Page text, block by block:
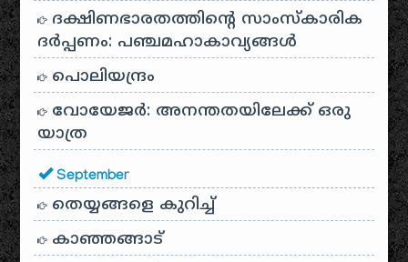
ദക്ഷിണഭാരതത്തിൻ്റെ സാംസ്കാരിക
ദർപ്പണം: പഞ്ചമഹാകാവ്യങ്ങൾ
പൊലിയന്ദ്രം
വോയേജർ: അനന്തതയിലേക്ക് ഒരു
യാത്ര
September
തെയ്യങ്ങളെ കുറിച്ച്
കാഞ്ഞങ്ങാട്